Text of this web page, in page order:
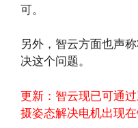
可。
另外，智云方面也声
决这个问题。
更新：智云现已可通
摄姿态解决电机出现在